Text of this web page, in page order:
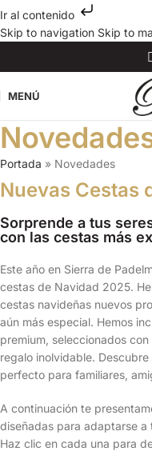
Ir al contenido
Skip to navigation Skip to
MENÚ
Portada » Novedades
Nuevas Cestas
Sorprende a tus
con las cestas más
Este año en Sierra de
cestas de Navidad 2025.
cestas navideñas nuevos
aún más especial. Hemos
premium, seleccionados
regalo inolvidable.
perfecto para familiares,
A continuación te
diseñadas para adaptarse
Haz clic en cada una para